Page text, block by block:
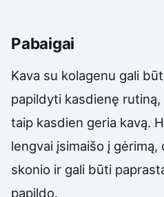
Pabaigai
Kava su kolagenu gali
papildyti kasdienę
taip kasdien geria kavą.
lengvai įsimaišo į gėrimą,
skonio ir gali būti
papildo.